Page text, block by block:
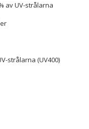
av UV-strålarna
strålarna (UV400)